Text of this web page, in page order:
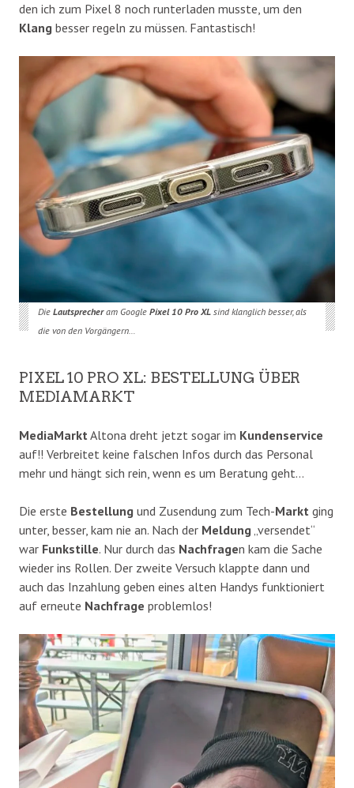
den ich zum Pixel 8 noch runterladen musste, um den
Klang besser regeln zu müssen. Fantastisch!
Die Lautsprecheram Google Pixel 10 Pro XLsind klanglich besser, als
die von den Vorgängern…
PIXEL 10 PRO XL: BESTELLUNG ÜBER
MEDIAMARKT
MediaMarkt Altona dreht jetzt sogar im Kundenservice
auf!! Verbreitet keine falschen Infos durch das Personal
mehr und hängt sich rein, wenn es um Beratung geht…
Die erste Bestellung und Zusendung zum Tech-Markt ging
unter, besser, kam nie an. Nach der Meldung „versendet“
war Funkstille. Nur durch das Nachfragen kam die Sache
wieder ins Rollen. Der zweite Versuch klappte dann und
auch das Inzahlung geben eines alten Handys funktioniert
auf erneute Nachfrage problemlos!